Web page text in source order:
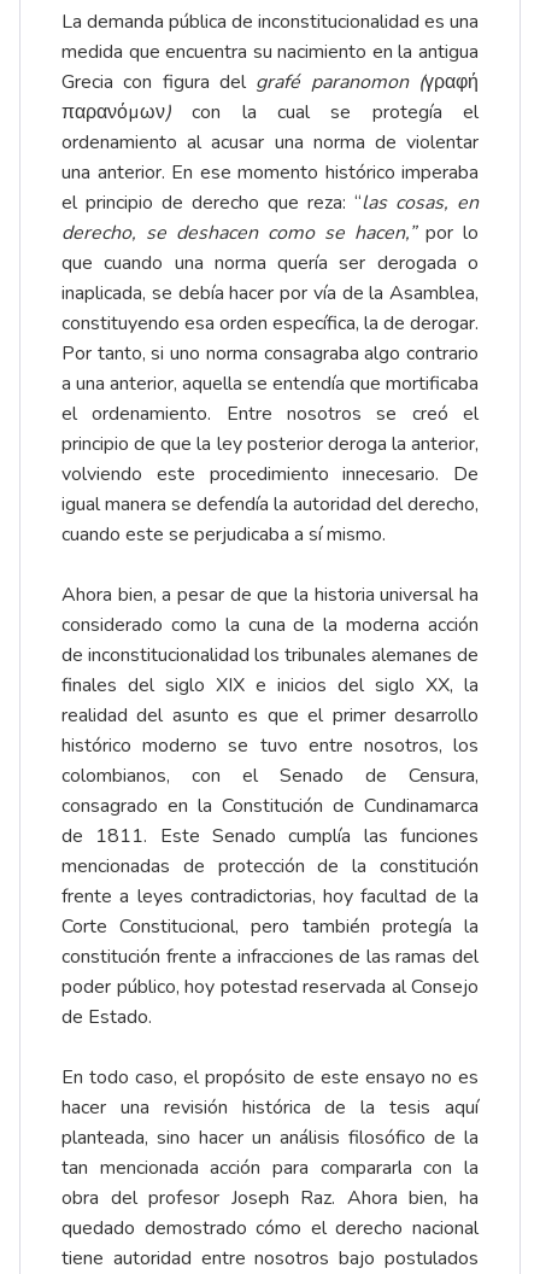
La demanda pública de inconstitucionalidad es una
medida que encuentra su nacimiento en la antigua
Grecia con figura del grafé paranomon (γραφή
παρανόµων) con la cual se protegía el
ordenamiento al acusar una norma de violentar
una anterior. En ese momento histórico imperaba
el principio de derecho que reza: “las cosas, en
derecho, se deshacen como se hacen,”por lo
que cuando una norma quería ser derogada o
inaplicada, se debía hacer por vía de la Asamblea,
constituyendo esa orden específica, la de derogar.
Por tanto, si uno norma consagraba algo contrario
a una anterior, aquella se entendía que mortificaba
el ordenamiento. Entre nosotros se creó el
principio de que la ley posterior deroga la anterior,
volviendo este procedimiento innecesario. De
igual manera se defendía la autoridad del derecho,
cuando este se perjudicaba a sí mismo.
Ahora bien, a pesar de que la historia universal ha
considerado como la cuna de la moderna acción
de inconstitucionalidad los tribunales alemanes de
finales del siglo XIX e inicios del siglo XX, la
realidad del asunto es que el primer desarrollo
histórico moderno se tuvo entre nosotros, los
colombianos, con el Senado de Censura,
consagrado en la Constitución de Cundinamarca
de 1811. Este Senado cumplía las funciones
mencionadas de protección de la constitución
frente a leyes contradictorias, hoy facultad de la
Corte Constitucional, pero también protegía la
constitución frente a infracciones de las ramas del
poder público, hoy potestad reservada al Consejo
de Estado.
En todo caso, el propósito de este ensayo no es
hacer una revisión histórica de la tesis aquí
planteada, sino hacer un análisis filosófico de la
tan mencionada acción para compararla con la
obra del profesor Joseph Raz. Ahora bien, ha
quedado demostrado cómo el derecho nacional
tiene autoridad entre nosotros bajo postulados